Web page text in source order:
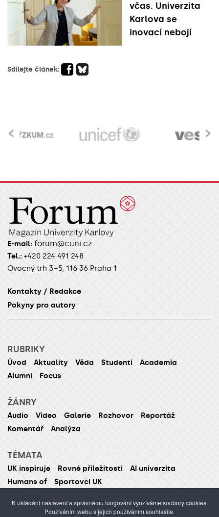
včas. Univerzita
Karlova se
inovací nebojí
Sdílejte článek:
›
‹
E-mail: forum@cuni.cz
Tel.: +420 224 491 248
Ovocný trh 3–5, 116 36 Praha 1
Kontakty / Redakce
Pokyny pro autory
RUBRIKY
Úvod Aktuality Věda Studenti
Academia
Alumni
Focus
ŽÁNRY
Audio Video Galerie Rozhovor
Reportáž
Komentář
Analýza
TÉMATA
UK inspiruje Rovné příležitosti
AI univerzita
Humans of
Sportovci UK
K ukládání nastavení a správnému fungování využíváme soubory cookies.
Používáním webu s jejich používáním souhlasíte.